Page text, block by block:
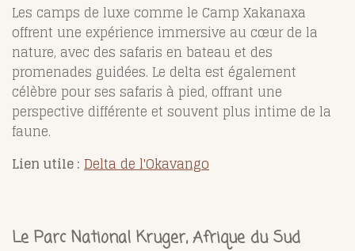
Les camps de luxe comme le Camp Xakanaxa
offrent une expérience immersive au cœur de la
nature, avec des safaris en bateau et des
promenades guidées. Le delta est également
célèbre pour ses safaris à pied, offrant une
perspective différente et souvent plus intime de la
faune.
Lien utile : Delta de l'Okavango
Le Parc National Kruger, Afrique du Sud